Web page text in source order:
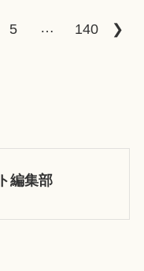
5 … 140 ❯
編集部